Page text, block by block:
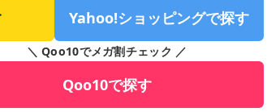
Yahoo!ショッピングで探す
＼ Qoo10でメガ割チェック ／
Qoo10で探す